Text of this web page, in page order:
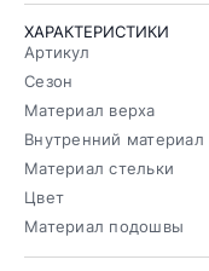
ХАРАКТЕРИСТИКИ
Артикул
Сезон
Материал верха
Внутренний материал
Материал стельки
Цвет
Материал подошвы